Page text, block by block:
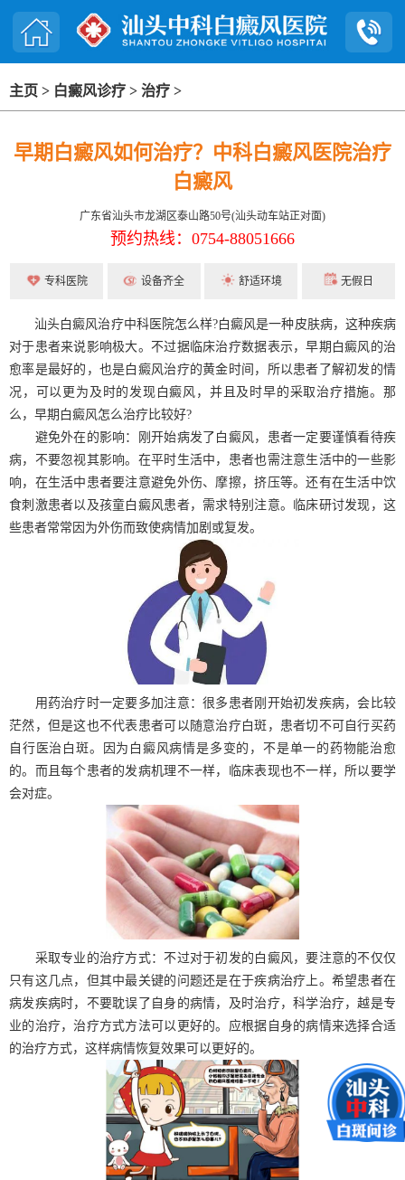
主页 > 白癜风诊疗 > 治疗 >
早期白癜风如何治疗？中科白癜风医院治疗
白癜风
广东省汕头市龙湖区泰山路50号(汕头动车站正对面)
预约热线：0754-88051666
专科医院 设备齐全 舒适环境 无假日
汕头白癜风治疗中科医院怎么样?白癜风是一种皮肤病，这种疾病
对于患者来说影响极大。不过据临床治疗数据表示，早期白癜风的治
愈率是最好的，也是白癜风治疗的黄金时间，所以患者了解初发的情
况，可以更为及时的发现白癜风，并且及时早的采取治疗措施。那
么，早期白癜风怎么治疗比较好?
避免外在的影响：刚开始病发了白癜风，患者一定要谨慎看待疾
病，不要忽视其影响。在平时生活中，患者也需注意生活中的一些影
响，在生活中患者要注意避免外伤、摩擦，挤压等。还有在生活中饮
食刺激患者以及孩童白癜风患者，需求特别注意。临床研讨发现，这
些患者常常因为外伤而致使病情加剧或复发。
用药治疗时一定要多加注意：很多患者刚开始初发疾病，会比较
茫然，但是这也不代表患者可以随意治疗白斑，患者切不可自行买药
自行医治白斑。因为白癜风病情是多变的，不是单一的药物能治愈
的。而且每个患者的发病机理不一样，临床表现也不一样，所以要学
会对症。
采取专业的治疗方式：不过对于初发的白癜风，要注意的不仅仅
只有这几点，但其中最关键的问题还是在于疾病治疗上。希望患者在
病发疾病时，不要耽误了自身的病情，及时治疗，科学治疗，越是专
业的治疗，治疗方式方法可以更好的。应根据自身的病情来选择合适
的治疗方式，这样病情恢复效果可以更好的。